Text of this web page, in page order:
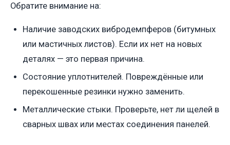
Обратите внимание на:
Наличие заводских вибродемпферов (битумных
или мастичных листов). Если их нет на новых
деталях — это первая причина.
Состояние уплотнителей. Повреждённые или
перекошенные резинки нужно заменить.
Металлические стыки. Проверьте, нет ли щелей в
сварных швах или местах соединения панелей.